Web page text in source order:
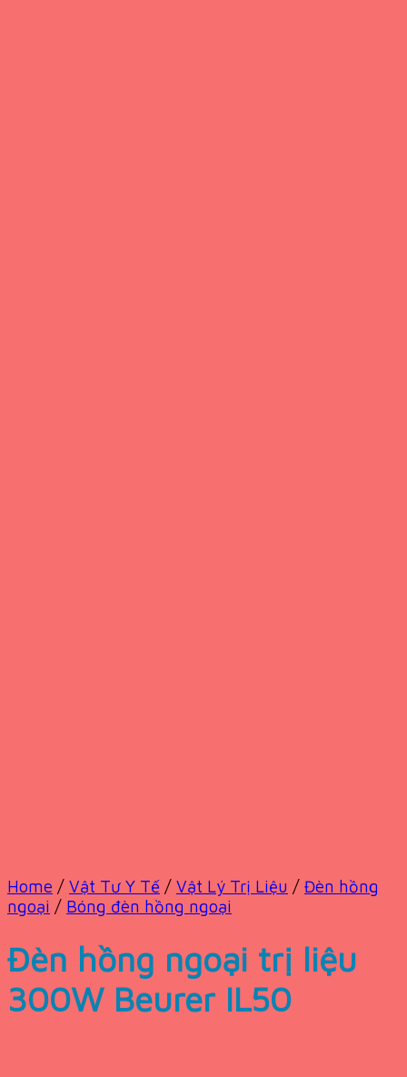
Home / Vật Tư Y Tế / Vật Lý Trị Liệu / Đèn hồng
ngoại / Bóng đèn hồng ngoại
Đèn hồng ngoại trị liệu
300W Beurer IL50